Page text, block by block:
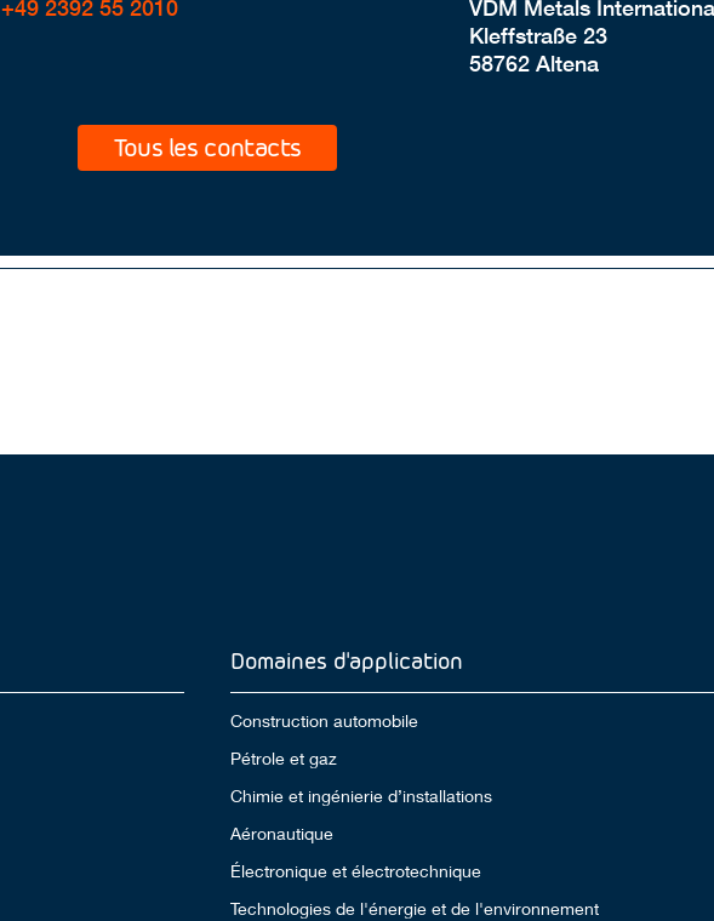
VDM Metals
Kleffstraße 23
58762 Altena
+49 2392 55 2010
Tous les contacts
Domaines d'application
Construction automobile
Pétrole et gaz
Chimie et ingénierie d’installations
Aéronautique
Électronique et électrotechnique
Technologies de l'énergie et de l'environnement